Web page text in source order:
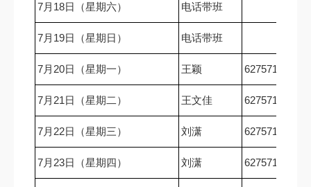
7月18日（星期六） 电话带班
7月19日（星期日） 电话带班
7月20日（星期一） 王颖 62757167
7月21日（星期二） 王文佳 62757167
7月22日（星期三） 刘潇 62757167
7月23日（星期四） 刘潇 62757167